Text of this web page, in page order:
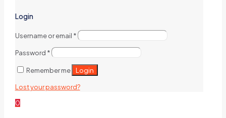
Login
Username or email *
Password *
Remember me Login
Lost your password?
0